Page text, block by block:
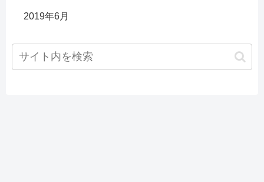
2019年6月